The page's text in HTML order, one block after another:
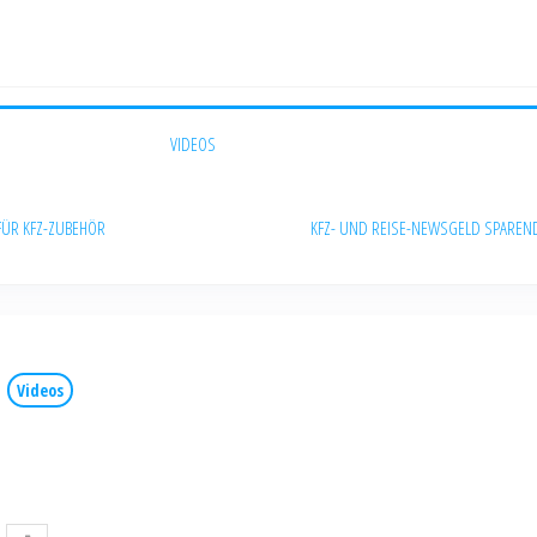
KFZ-ZUBEHÖR
VIDEOS
KFZ- UND REISE-NEWSGELD SPAREN
Videos